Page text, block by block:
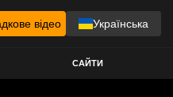
відео Українська
САЙТИ